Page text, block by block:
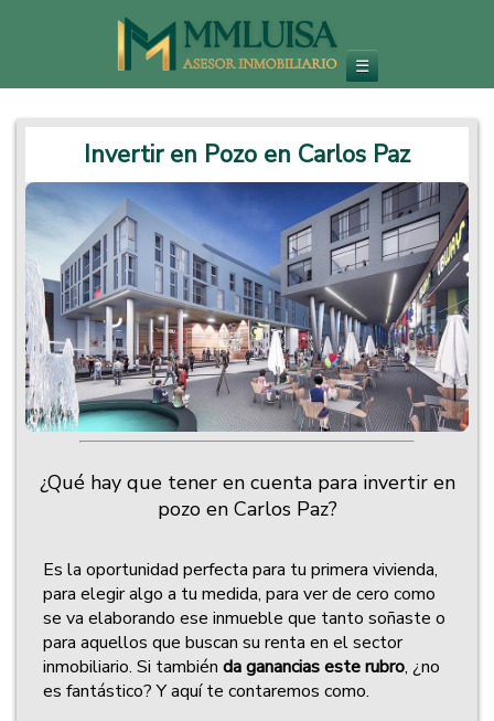
Inmobiliaria en Carlos Paz
Venta de Departamentos y Propiedades - Inversiones Inmobiliarias
☰
Invertir en Pozo en Carlos Paz
¿Qué hay que tener en cuenta para invertir en
pozo en Carlos Paz?
Es la oportunidad perfecta para tu primera vivienda,
para elegir algo a tu medida, para ver de cero como
se va elaborando ese inmueble que tanto soñaste o
para aquellos que buscan su renta en el sector
inmobiliario. Si también da ganancias este rubro, ¿no
es fantástico? Y aquí te contaremos como.